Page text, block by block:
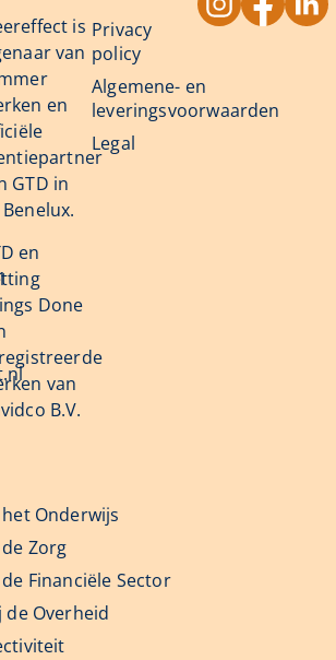
is
van
en
GTD in
en
Done
van
B.V.
Privacy
policy
Algemene- en
leveringsvoorwaarden
Legal
Onderwijs
Zorg
Financiële Sector
Overheid